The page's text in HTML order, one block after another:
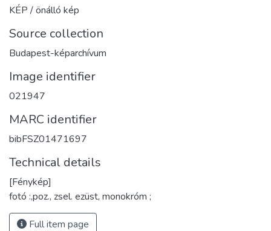
KÉP / önálló kép
Source collection
Budapest-képarchívum
Image identifier
021947
MARC identifier
bibFSZ01471697
Technical details
[Fénykép]
fotó :,poz., zsel. ezüst, monokróm ;
Full item page